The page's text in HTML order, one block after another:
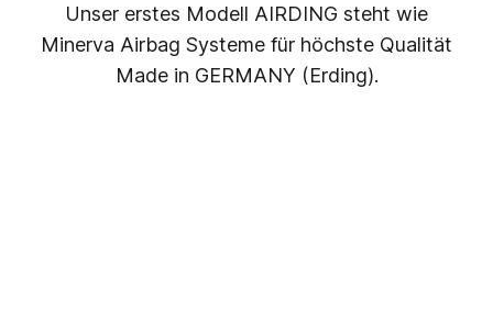
Unser erstes Modell AIRDING steht wie
Minerva Airbag Systeme für höchste Qualität
Made in GERMANY (Erding).